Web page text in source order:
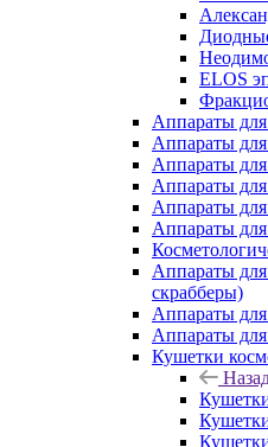
ELOS
Аппараты
Аппараты
Аппараты
Аппараты
Аппараты
Аппараты
Аппараты для
скрабберы)
Аппараты
Аппараты
Кушетки